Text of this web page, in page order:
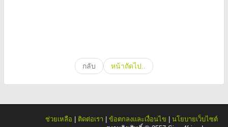
กลับ หน้าถัดไป..
ช่วยเหลือ ติดต่อเรา ข้อตกลงและเงื่อนไข
นโยบายเว็บไซต์